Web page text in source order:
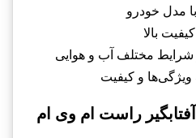
مدل خودرو
بالا
شرایط مختلف آب و هوایی
و کیفیت
راست ام وی ام